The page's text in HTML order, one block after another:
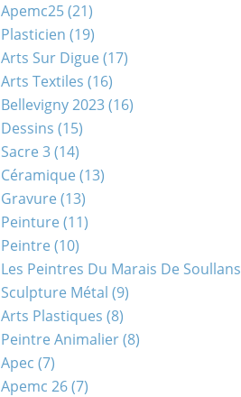
Apemc25(21)
Plasticien (19)
Arts Sur Digue (17)
Arts Textiles (16)
Bellevigny 2023(16)
Dessins (15)
Sacre 3(14)
Céramique (13)
Gravure (13)
Peinture (11)
Peintre (10)
Les Peintres Du Marais De Soullans
Sculpture Métal (9)
Arts Plastiques (8)
Peintre Animalier(8)
Apec (7)
Apemc 26(7)